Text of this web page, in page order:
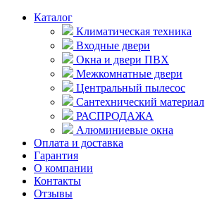
Каталог
Климатическая техника
Входные двери
Окна и двери ПВХ
Межкомнатные двери
Центральный пылесос
Сантехнический материал
РАСПРОДАЖА
Алюминиевые окна
Оплата и доставка
Гарантия
О компании
Контакты
Отзывы